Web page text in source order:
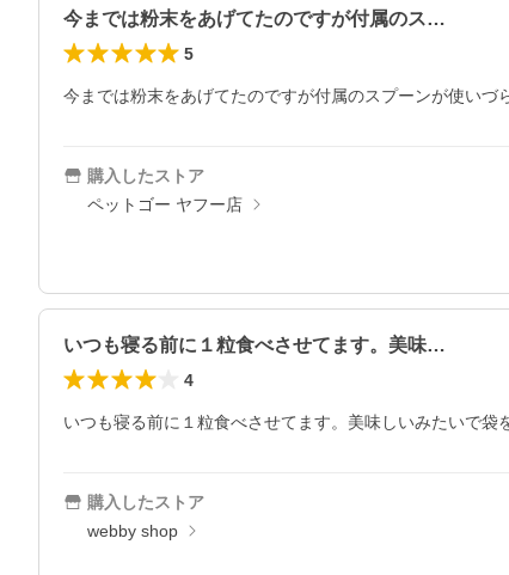
今までは粉末をあげてたのですが付属のス…
5
今までは粉末をあげてたのですが付属のスプーンが使いづ
購入したストア
ペットゴー ヤフー店
いつも寝る前に１粒食べさせてます。美味…
4
いつも寝る前に１粒食べさせてます。美味しいみたいで袋
購入したストア
webby shop